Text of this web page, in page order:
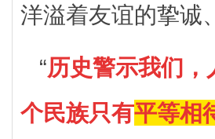
洋溢着友谊的挚诚
“历史警示我们
个民族只有平等相